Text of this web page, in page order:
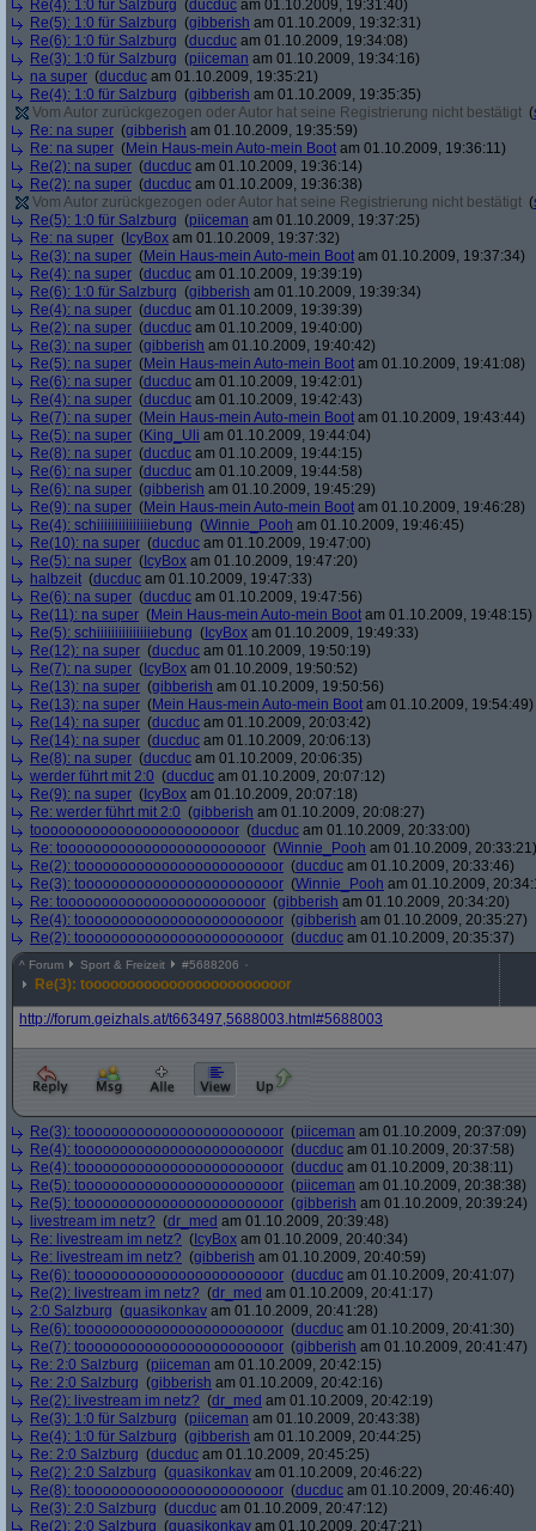
Re(4): 1:0 für Salzburg (ducduc am 01.10.2009, 19:31:40)
Re(5): 1:0 für Salzburg (gibberish am 01.10.2009, 19:32:31)
Re(6): 1:0 für Salzburg (ducduc am 01.10.2009, 19:34:08)
Re(3): 1:0 für Salzburg (piiceman am 01.10.2009, 19:34:16)
na super (ducduc am 01.10.2009, 19:35:21)
Re(4): 1:0 für Salzburg (gibberish am 01.10.2009, 19:35:35)
Vom Autor zurückgezogen oder Autor hat seine Registrierung nicht bestätigt (
Re: na super (gibberish am 01.10.2009, 19:35:59)
Re: na super (Mein Haus-mein Auto-mein Boot am 01.10.2009, 19:36:11)
Re(2): na super (ducduc am 01.10.2009, 19:36:14)
Re(2): na super (ducduc am 01.10.2009, 19:36:38)
Vom Autor zurückgezogen oder Autor hat seine Registrierung nicht bestätigt (
Re(5): 1:0 für Salzburg (piiceman am 01.10.2009, 19:37:25)
Re: na super ( IcyBox am 01.10.2009, 19:37:32)
Re(3): na super (Mein Haus-mein Auto-mein Boot am 01.10.2009, 19:37:34)
Re(4): na super (ducduc am 01.10.2009, 19:39:19)
Re(6): 1:0 für Salzburg (gibberish am 01.10.2009, 19:39:34)
Re(4): na super (ducduc am 01.10.2009, 19:39:39)
Re(2): na super (ducduc am 01.10.2009, 19:40:00)
Re(3): na super (gibberish am 01.10.2009, 19:40:42)
Re(5): na super (Mein Haus-mein Auto-mein Boot am 01.10.2009, 19:41:08)
Re(6): na super (ducduc am 01.10.2009, 19:42:01)
Re(4): na super (ducduc am 01.10.2009, 19:42:43)
Re(7): na super (Mein Haus-mein Auto-mein Boot am 01.10.2009, 19:43:44)
Re(5): na super (King_Uli am 01.10.2009, 19:44:04)
Re(8): na super (ducduc am 01.10.2009, 19:44:15)
Re(6): na super (ducduc am 01.10.2009, 19:44:58)
Re(6): na super (gibberish am 01.10.2009, 19:45:29)
Re(9): na super (Mein Haus-mein Auto-mein Boot am 01.10.2009, 19:46:28)
Re(4): schiiiiiiiiiiiiiiiebung (Winnie_Pooh am 01.10.2009, 19:46:45)
Re(10): na super (ducduc am 01.10.2009, 19:47:00)
Re(5): na super ( IcyBox am 01.10.2009, 19:47:20)
halbzeit (ducduc am 01.10.2009, 19:47:33)
Re(6): na super (ducduc am 01.10.2009, 19:47:56)
Re(11): na super (Mein Haus-mein Auto-mein Boot am 01.10.2009, 19:48:15)
Re(5): schiiiiiiiiiiiiiiiebung ( IcyBox am 01.10.2009, 19:49:33)
Re(12): na super (ducduc am 01.10.2009, 19:50:19)
Re(7): na super ( IcyBox am 01.10.2009, 19:50:52)
Re(13): na super (gibberish am 01.10.2009, 19:50:56)
Re(13): na super (Mein Haus-mein Auto-mein Boot am 01.10.2009, 19:54:49)
Re(14): na super (ducduc am 01.10.2009, 20:03:42)
Re(14): na super (ducduc am 01.10.2009, 20:06:13)
Re(8): na super (ducduc am 01.10.2009, 20:06:35)
werder führt mit 2:0 (ducduc am 01.10.2009, 20:07:12)
Re(9): na super ( IcyBox am 01.10.2009, 20:07:18)
Re: werder führt mit 2:0 (gibberish am 01.10.2009, 20:08:27)
toooooooooooooooooooooooor (ducduc am 01.10.2009, 20:33:00)
Re: toooooooooooooooooooooooor (Winnie_Pooh am 01.10.2009, 20:33:21)
Re(2): toooooooooooooooooooooooor (ducduc am 01.10.2009, 20:33:46)
Re(3): toooooooooooooooooooooooor (Winnie_Pooh am 01.10.2009,
Re: toooooooooooooooooooooooor (gibberish am 01.10.2009, 20:34:20)
Re(4): toooooooooooooooooooooooor (gibberish am 01.10.2009, 20:35:27)
Re(2): toooooooooooooooooooooooor (ducduc am 01.10.2009, 20:35:37)
^ Forum Sport & Freizeit #5688206
Re(3): toooooooooooooooooooooooor
http://forum.geizhals.at/t663497,5688003.html#5688003
Re(3): toooooooooooooooooooooooor (piiceman am 01.10.2009, 20:37:09)
Re(4): toooooooooooooooooooooooor (ducduc am 01.10.2009, 20:37:58)
Re(4): toooooooooooooooooooooooor (ducduc am 01.10.2009, 20:38:11)
Re(5): toooooooooooooooooooooooor (piiceman am 01.10.2009, 20:38:38)
Re(5): toooooooooooooooooooooooor (gibberish am 01.10.2009, 20:39:24)
livestream im netz? (dr_med am 01.10.2009, 20:39:48)
Re: livestream im netz? ( IcyBox am 01.10.2009, 20:40:34)
Re: livestream im netz? (gibberish am 01.10.2009, 20:40:59)
Re(6): toooooooooooooooooooooooor (ducduc am 01.10.2009, 20:41:07)
Re(2): livestream im netz? (dr_med am 01.10.2009, 20:41:17)
2:0 Salzburg (quasikonkav am 01.10.2009, 20:41:28)
Re(6): toooooooooooooooooooooooor (ducduc am 01.10.2009, 20:41:30)
Re(7): toooooooooooooooooooooooor (gibberish am 01.10.2009, 20:41:47)
Re: 2:0 Salzburg (piiceman am 01.10.2009, 20:42:15)
Re: 2:0 Salzburg (gibberish am 01.10.2009, 20:42:16)
Re(2): livestream im netz? (dr_med am 01.10.2009, 20:42:19)
Re(3): 1:0 für Salzburg (piiceman am 01.10.2009, 20:43:38)
Re(4): 1:0 für Salzburg (gibberish am 01.10.2009, 20:44:25)
Re: 2:0 Salzburg (ducduc am 01.10.2009, 20:45:25)
Re(2): 2:0 Salzburg (quasikonkav am 01.10.2009, 20:46:22)
Re(8): toooooooooooooooooooooooor (ducduc am 01.10.2009, 20:46:40)
Re(3): 2:0 Salzburg (ducduc am 01.10.2009, 20:47:12)
Re(2): 2:0 Salzburg (quasikonkav am 01.10.2009, 20:47:21)